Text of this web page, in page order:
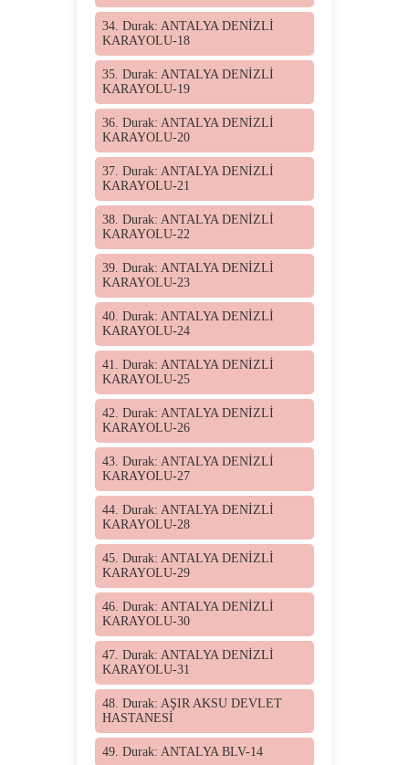
34. Durak: ANTALYA DENİZLİ
KARAYOLU-18
35. Durak: ANTALYA DENİZLİ
KARAYOLU-19
36. Durak: ANTALYA DENİZLİ
KARAYOLU-20
37. Durak: ANTALYA DENİZLİ
KARAYOLU-21
38. Durak: ANTALYA DENİZLİ
KARAYOLU-22
39. Durak: ANTALYA DENİZLİ
KARAYOLU-23
40. Durak: ANTALYA DENİZLİ
KARAYOLU-24
41. Durak: ANTALYA DENİZLİ
KARAYOLU-25
42. Durak: ANTALYA DENİZLİ
KARAYOLU-26
43. Durak: ANTALYA DENİZLİ
KARAYOLU-27
44. Durak: ANTALYA DENİZLİ
KARAYOLU-28
45. Durak: ANTALYA DENİZLİ
KARAYOLU-29
46. Durak: ANTALYA DENİZLİ
KARAYOLU-30
47. Durak: ANTALYA DENİZLİ
KARAYOLU-31
48. Durak: AŞIR AKSU DEVLET
HASTANESİ
49. Durak: ANTALYA BLV-14